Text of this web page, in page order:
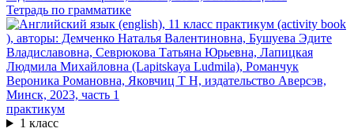
Тетрадь по грамматике
практикум
1 класс